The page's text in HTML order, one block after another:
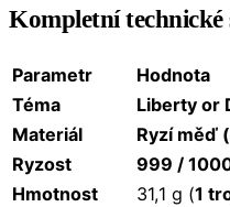
Kompletní technické
Parametr
Hodnota
Téma
Liberty or
Materiál
Ryzí měď
Ryzost
999 /
Hmotnost
31,1 g (1